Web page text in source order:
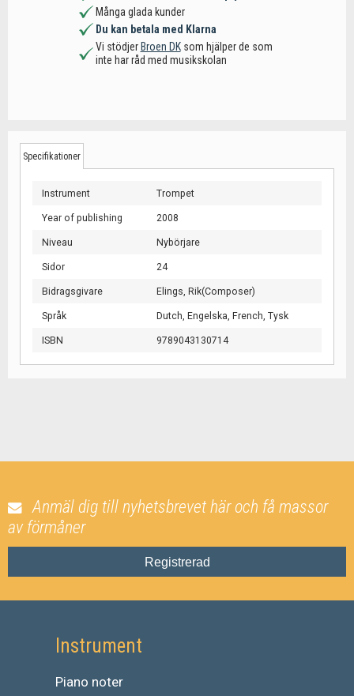
Många glada kunder
Du kan betala med Klarna
Vi stödjerBroen DKsom hjälper de som
inte har råd med musikskolan
Specifikationer
Instrument Trompet
Year of publishing 2008
Niveau Nybörjare
Sidor 24
Bidragsgivare Elings, Rik(Composer)
Språk Dutch,Engelska,French,Tysk
ISBN 9789043130714
Anmäl dig till nyhetsbrevet här och få massor
av förmåner
Registrerad
Instrument
Piano noter